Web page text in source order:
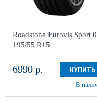
Roadstone Eurovis Sport
195/55 R15
6990 р. КУПИТЬ
В